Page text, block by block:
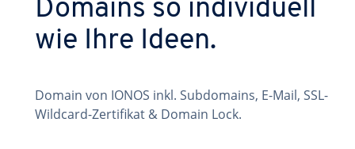
Domains so individuell
wie Ihre Ideen.
Domain von IONOS inkl. Subdomains, E-Mail, SSL-
Wildcard-Zertifikat & Domain Lock.